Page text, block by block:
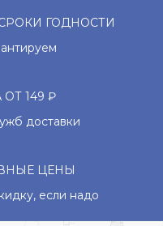
ГОДНОСТИ
149 ₽
доставки
ЦЕНЫ
если надо